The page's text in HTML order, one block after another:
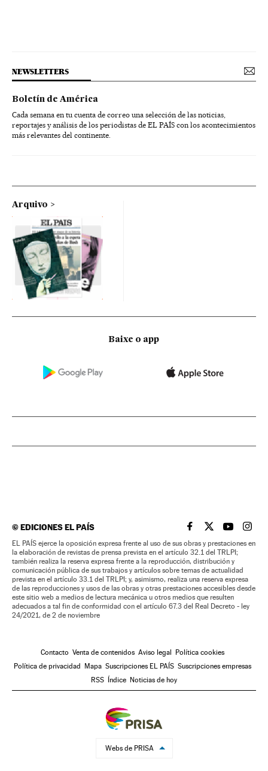
NEWSLETTERS
Boletín de América
Cada semana en tu cuenta de correo una selección de las noticias,
reportajes y análisis de los periodistas de EL PAÍS con los acontecimientos
más relevantes del continente.
Arquivo
Baixe o app
©EDICIONES EL PAÍS EL PAÍS BRASIL EN
EL PAÍSEL PAÍS
EL
EL PAÍS ejerce la oposición expresa frente al uso de sus obras y prestaciones en
la elaboración de revistas de prensa prevista en el artículo 32.1 del TRLPI;
también realiza la reserva expresa frente a la reproducción, distribución y
comunicación pública de sus trabajos y artículos sobre temas de actualidad
prevista en el artículo 33.1 del TRLPI; y, asimismo, realiza una reserva expresa
de las reproducciones y usos de las obras y otras prestaciones accesibles desde
este sitio web a medios de lectura mecánica u otros medios que resulten
adecuados a tal fin de conformidad con el artículo 67.3 del Real Decreto - ley
24/2021, de 2 de noviembre
Contacto Venta de contenidos Aviso legal
Política cookies
Política de privacidad
Mapa Suscripciones EL PAÍS Suscripciones empresas
RSS
Índice Noticias de hoy
Webs de PRISA